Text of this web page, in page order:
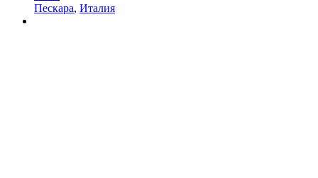
Пескара, Италия